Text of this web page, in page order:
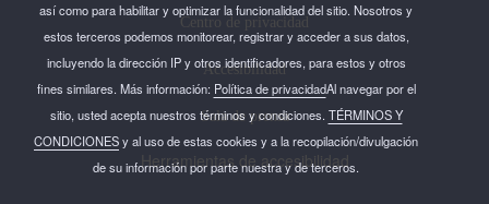
así como para habilitar y optimizar la funcionalidad del sitio. Nosotros y
estos terceros podemos monitorear, registrar y acceder a sus datos,
incluyendo la dirección IP y otros identificadores, para estos y otros
fines similares. Más información: Política de privacidadAl navegar por el
sitio, usted acepta nuestros términos y condiciones. TÉRMINOS Y
CONDICIONESy al uso de estas cookies y a la recopilación/divulgación
de su información por parte nuestra y de terceros.
Centro de privacidad
Accesibilidad
Sala de prensa
Herramientas de accesibilidad